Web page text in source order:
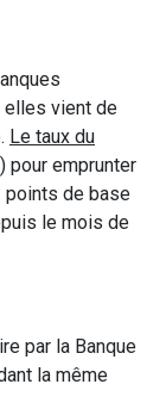
elles vient de
Le taux du
pour emprunter
points de base
le mois de
par la Banque
la même